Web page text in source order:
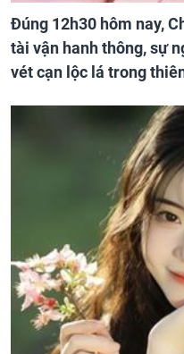
Đúng 12h30 hôm nay,
tài vận hanh thông, sự
vét cạn lộc lá trong